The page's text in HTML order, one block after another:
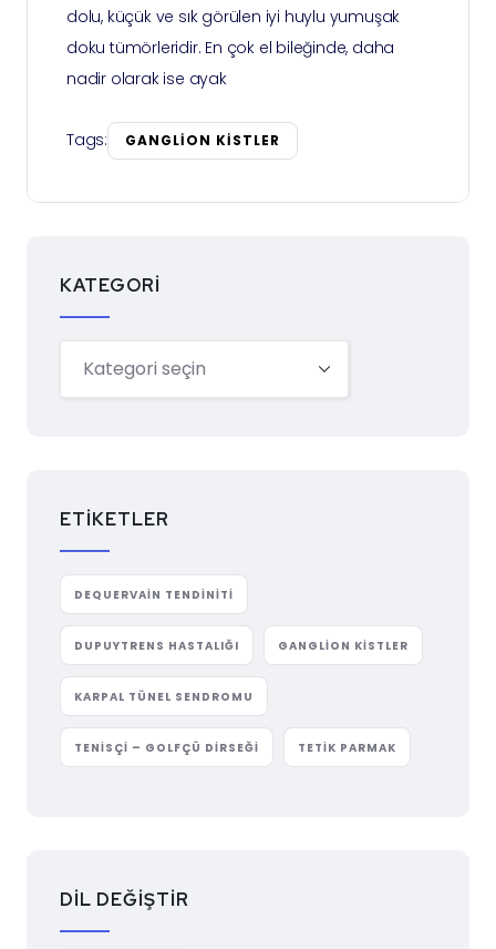
dolu, küçük ve sık görülen iyi huylu yumuşak
doku tümörleridir. En çok el bileğinde, daha
nadir olarak ise ayak
Tags: GANGLION KISTLER
KATEGORI
ETIKETLER
DEQUERVAIN TENDINITI
DUPUYTRENS HASTALIĞI GANGLION KISTLER
KARPAL TÜNEL SENDROMU
TENISÇI – GOLFÇÜ DIRSEĞI TETIK PARMAK
DİL DEĞİŞTİR